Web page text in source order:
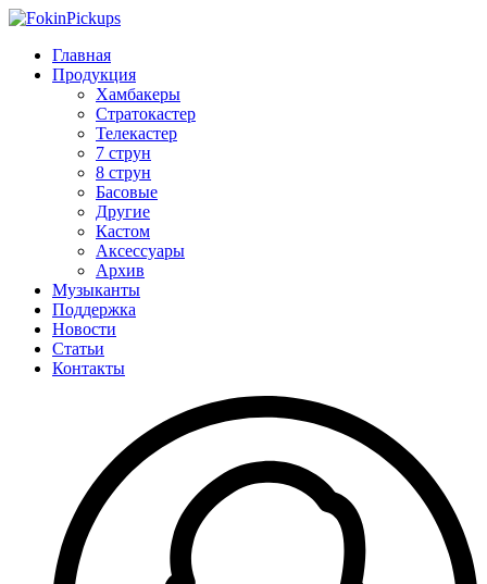
Главная
Продукция
Хамбакеры
Стратокастер
Телекастер
7 струн
8 струн
Басовые
Другие
Кастом
Аксессуары
Архив
Музыканты
Поддержка
Новости
Статьи
Контакты